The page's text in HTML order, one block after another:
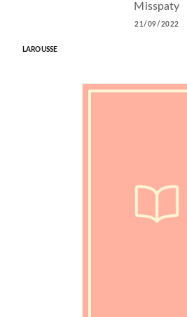
Misspaty
21/09/2022
LAROUSSE